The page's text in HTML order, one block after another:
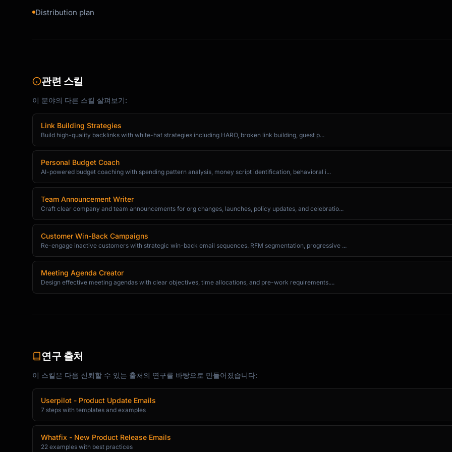
[Screenshot or GIF]
[CTA: Try [Feature Name] Now]
this email.
Happy [using/building/creating]!
[Signature]
```
### Monthly Update Roundup
```
Alt: [Month] updates: Dark mode, faster exports, and more
Here's everything we shipped in [Month]:
━━━━━━━━━━━━━━━━━━━━━━━━━━━━━━━━
**[Feature 2]** [NEW]
━━━━━━━━━━━━━━━━━━━━━━━━━━━━━━━━
⚡ **Improvements**
• [Improvement 1]
• [Improvement 2]
Distribution plan
관련 스킬
이 분야의 다른 스킬 살펴보기:
Link Building Strategies
Build high-quality backlinks with white-hat strategies including HARO, broken link building, guest p...
Personal Budget Coach
AI-powered budget coaching with spending pattern analysis, money script identification, behavioral i...
Team Announcement Writer
Craft clear company and team announcements for org changes, launches, policy updates, and celebratio...
Customer Win-Back Campaigns
Re-engage inactive customers with strategic win-back email sequences. RFM segmentation, progressive ...
Meeting Agenda Creator
Design effective meeting agendas with clear objectives, time allocations, and pre-work requirements....
연구 출처
이 스킬은 다음 신뢰할 수 있는 출처의 연구를 바탕으로 만들어졌습니다:
Userpilot - Product Update Emails
7 steps with templates and examples
Whatfix - New Product Release Emails
22 examples with best practices